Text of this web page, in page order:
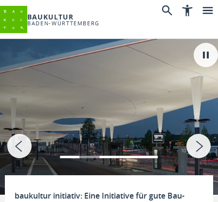
BAUKULTUR
BADEN-WÜRTTEMBERG
baukultur initiativ: Eine Initiative für gute Bau-